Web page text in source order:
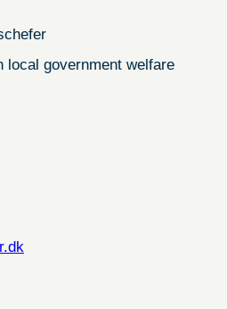
local government welfare